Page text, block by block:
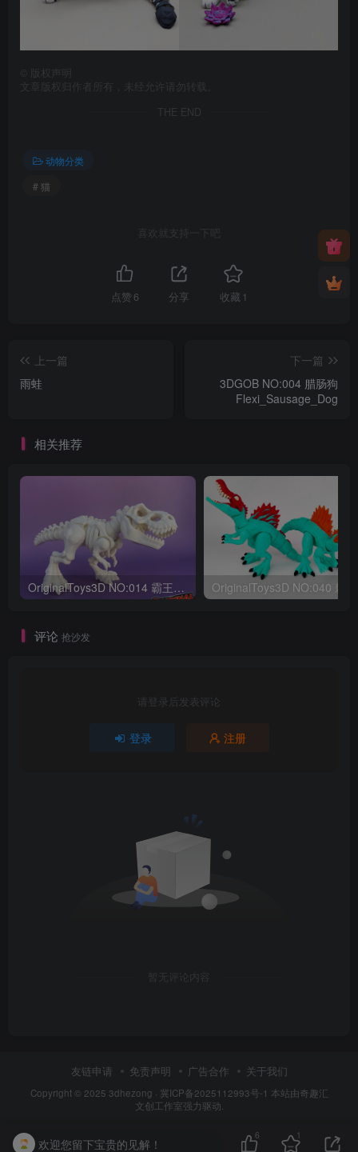
版权声明
文章版权归作者所有，未经允许请勿转载。
THE END
动物分类
# 猫
喜欢就支持一下吧
点赞 6 分享 收藏 1
上一篇
雨蛙
下一篇
3DGOB NO:004 腊肠狗
Flexi_Sausage_Dog
相关推荐
OriginalToys3D NO:014 霸王龙骨架
评论 抢沙发
请登录后发表评论
登录 注册
暂无评论内容
友链申请 免责声明 广告合作 关于我们
Copyright © 2025 3dhezong · 冀ICP备2025112993号-1 本站由奇趣汇
文创工作室强力驱动.
欢迎您留下宝贵的见解！
6 1